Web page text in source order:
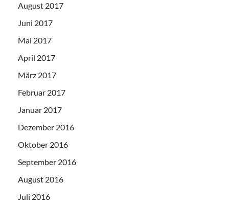
August 2017
Juni 2017
Mai 2017
April 2017
März 2017
Februar 2017
Januar 2017
Dezember 2016
Oktober 2016
September 2016
August 2016
Juli 2016